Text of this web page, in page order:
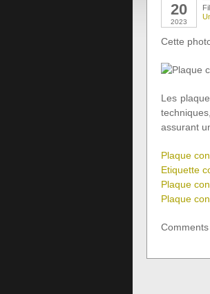
20
2023
Cette
Les
assurant
Plaque
Etiquette
Plaque
Plaque
Comments